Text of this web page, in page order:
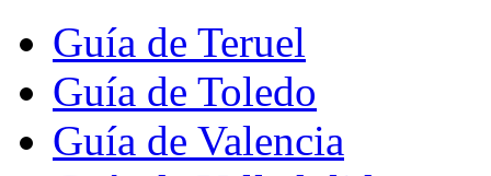
Guía de Teruel
Guía de Toledo
Guía de Valencia